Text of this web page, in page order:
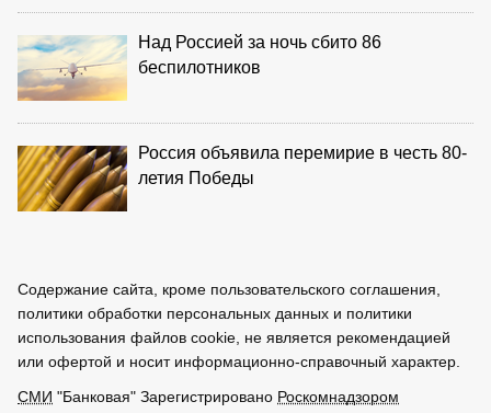
Над Россией за ночь сбито 86
беспилотников
Россия объявила перемирие в честь 80-
летия Победы
Содержание сайта, кроме пользовательского соглашения,
политики обработки персональных данных и политики
использования файлов cookie, не является рекомендацией
или офертой и носит информационно-справочный характер.
СМИ "Банковая" Зарегистрировано Роскомнадзором